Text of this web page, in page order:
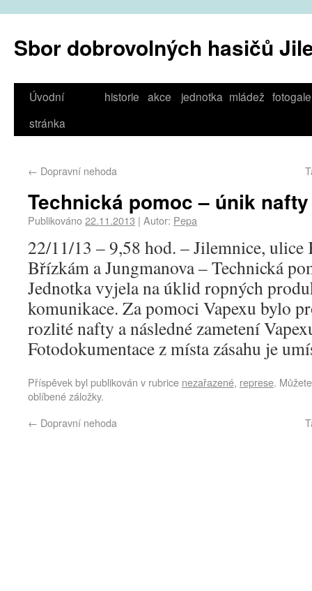
Sbor dobrovolných hasičů
Úvodní
stránka
historie akce jednotka mládež
← Dopravní nehoda
Technická pomoc – únik nafty
Publikováno22.11.2013 | Autor: Pepa
22/11/13 – 9,58 hod. – Jilemnice, ulice
Břízkám a Jungmanova – Technická
Jednotka vyjela na úklid ropných
komunikace. Za pomoci Vapexu bylo
rozlité nafty a následné zametení
Fotodokumentace z místa zásahu je
Příspěvek byl publikován v rubrice nezařazené, represe.
oblíbené záložky.
← Dopravní nehoda